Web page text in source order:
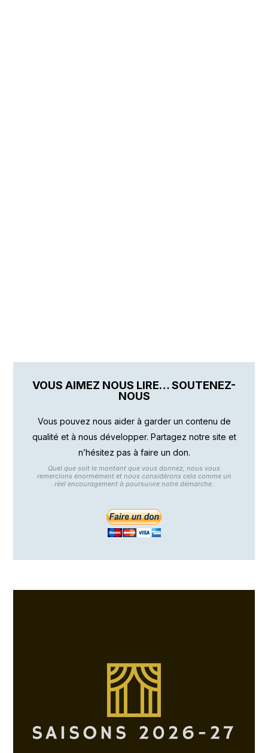
VOUS AIMEZ NOUS LIRE… SOUTENEZ-
NOUS
Vous pouvez nous aider à garder un contenu de
qualité et à nous développer. Partagez notre site et
n’hésitez pas à faire un don.
Quel que soit le montant que vous donnez, nous vous
remercions énormément et nous considérons cela comme un
réel encouragement à poursuivre notre démarche.